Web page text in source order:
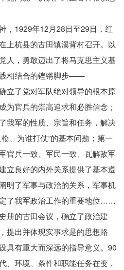
，1929年12月28日至29日，红
上杭县的古田镇溪背村召开。以
人，勇敢迈出了将马克思主义基
相结合的铿锵脚步——
立了党对军队绝对领导的根本原
为官兵的崇高追求和必胜信念；
我军的性质、宗旨和任务，解决
、为谁打仗”的基本问题；第一
官兵一致、军民一致、瓦解敌军
立良好的内外关系提供了基本遵
明了军事与政治的关系，军事机
了我军政治工作的重要地位……
册的古田会议，确立了政治建
提出并体现实事求是的思想路
具有重大而深远的指导意义。90
、环境、条件和职能任务在变，